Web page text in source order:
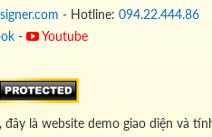
- Hotline: 094.22.444.86
- Youtube
là website demo giao diện và